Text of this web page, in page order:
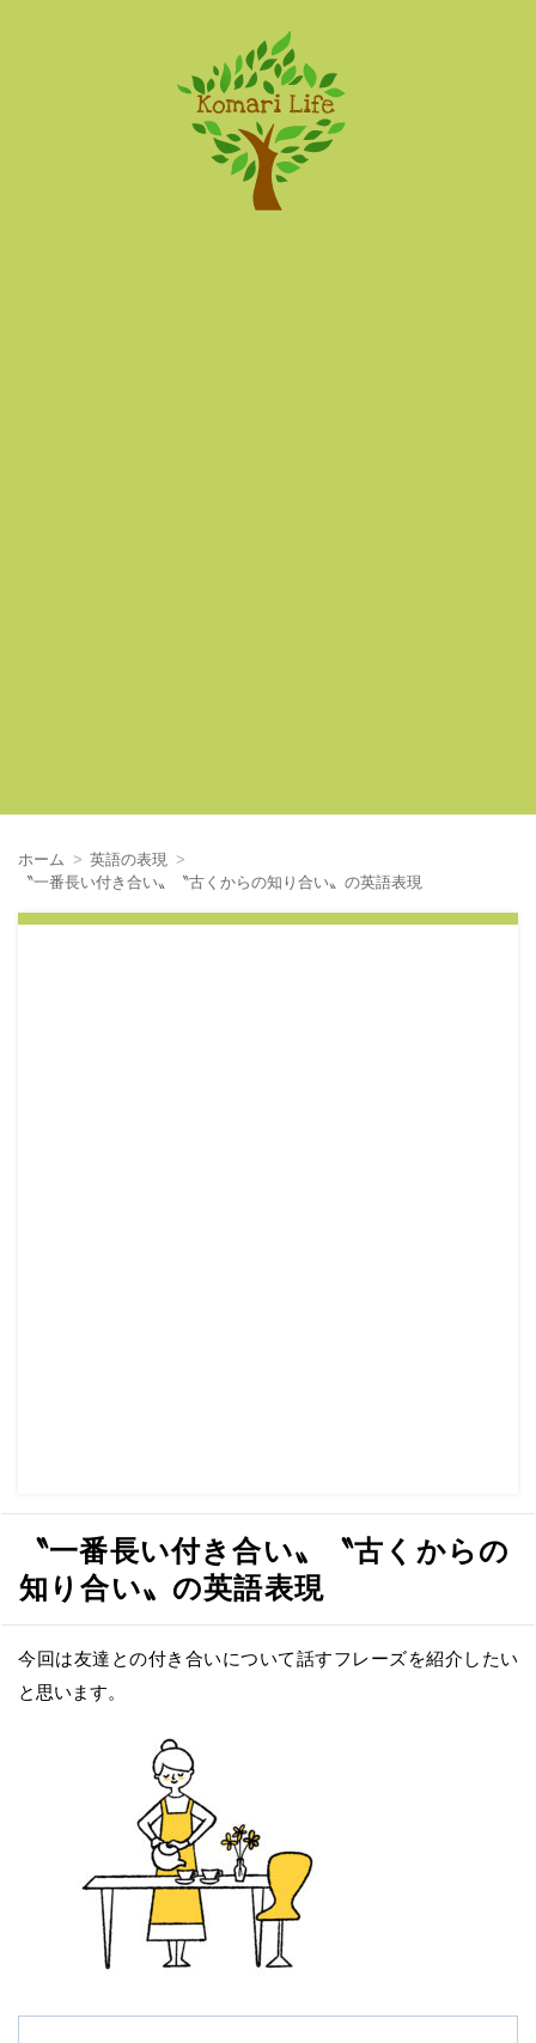
ホーム
英語の表現
〝一番長い付き合い〟〝古くからの知り合い〟の英語表現
〝一番長い付き合い〟〝古くからの
知り合い〟の英語表現
今回は友達との付き合いについて話すフレーズを紹介したい
と思います。